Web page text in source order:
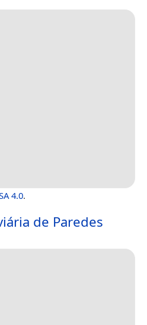
4.0.
de Paredes